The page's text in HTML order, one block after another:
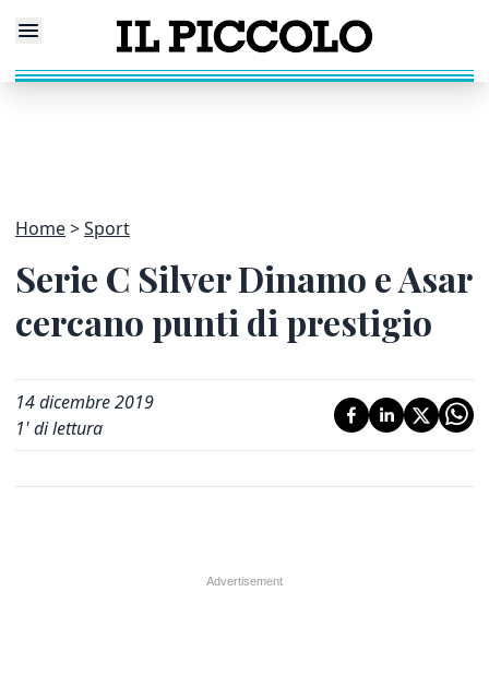
Home Sport
Serie C Silver Dinamo e Asar
cercano punti di prestigio
14 dicembre 2019
1' di lettura